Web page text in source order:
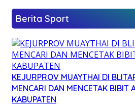
Berita Sport
KEJURPROV MUAYTHAI DI
MENCARI DAN MENCETAK BIBIT
KABUPATEN